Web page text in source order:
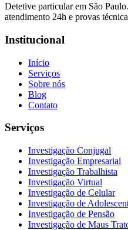
Detetive particular em São Paulo
atendimento 24h e provas
Institucional
Início
Serviços
Sobre nós
Blog
Contato
Serviços
Investigação Conjugal
Investigação Empresarial
Investigação Trabalhista
Investigação Virtual
Investigação de Celular
Investigação de
Investigação de Pensão
Investigação de Maus